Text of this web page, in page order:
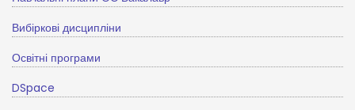
Вибіркові дисципліни
Освітні програми
DSpace